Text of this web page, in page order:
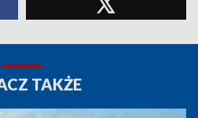
TAKŻE